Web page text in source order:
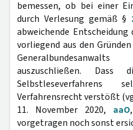
bemessen, ob bei einer
durch Verlesung gemäß §
abweichende
vorliegend aus den
auszuschließen. Dass
Verfahrensrecht verstößt
11. November 2020, aaO
vorgetragen noch sonst